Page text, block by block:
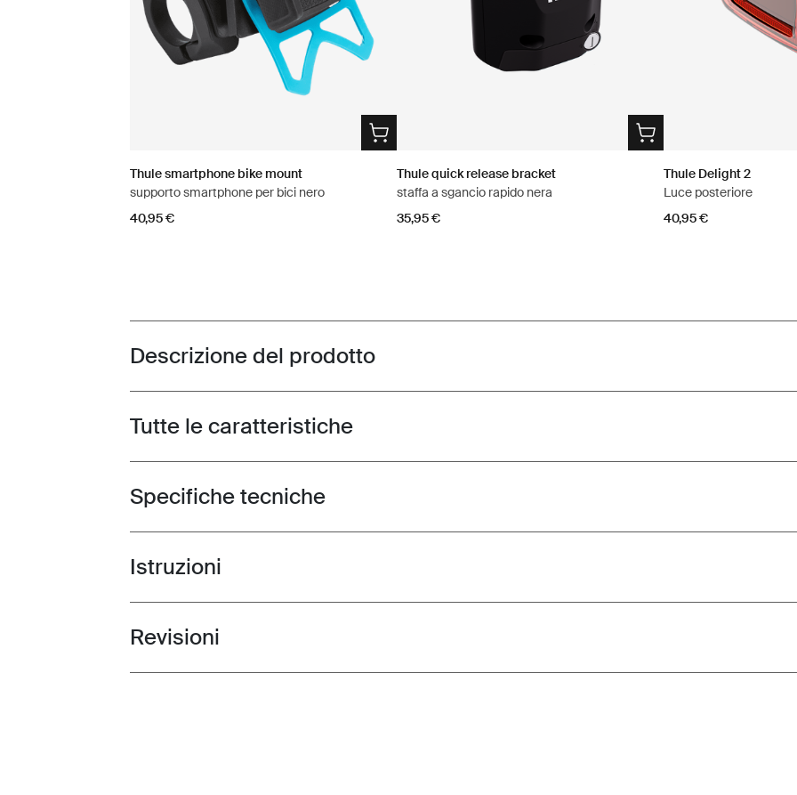
Thule smartphone bike mount
supporto smartphone per bici nero
40,95 €
Thule quick release bracket
staffa a sgancio rapido nera
35,95 €
Thule Delight 2
Luce posteriore
40,95 €
Toggle overview
Descrizione del prodotto
Toggle features
Tutte le caratteristiche
Toggle techspec
Specifiche tecniche
Toggle guides and instructions
Istruzioni
Toggle overview
Revisioni